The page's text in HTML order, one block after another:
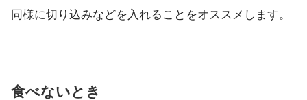
同様に切り込みなどを入れることをオススメします。
食べないとき